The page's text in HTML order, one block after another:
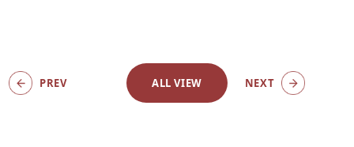
PREV ALL VIEW NEXT